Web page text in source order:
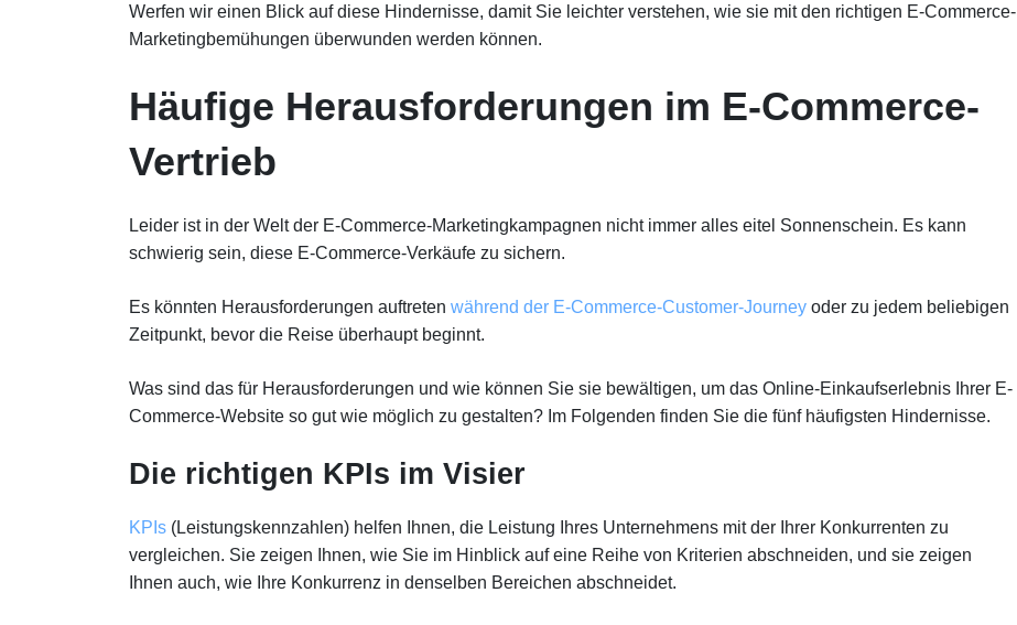
Werfen wir einen Blick auf diese Hindernisse, damit Sie leichter verstehen, wie sie mit den richtigen E-Commerce-
Marketingbemühungen überwunden werden können.
Häufige Herausforderungen im E-Commerce-
Vertrieb
Leider ist in der Welt der E-Commerce-Marketingkampagnen nicht immer alles eitel Sonnenschein. Es kann
schwierig sein, diese E-Commerce-Verkäufe zu sichern.
Es könnten Herausforderungen auftreten während der E-Commerce-Customer-Journey oder zu jedem beliebigen
Zeitpunkt, bevor die Reise überhaupt beginnt.
Was sind das für Herausforderungen und wie können Sie sie bewältigen, um das Online-Einkaufserlebnis Ihrer E-
Commerce-Website so gut wie möglich zu gestalten? Im Folgenden finden Sie die fünf häufigsten Hindernisse.
Die richtigen KPIs im Visier
KPIs (Leistungskennzahlen) helfen Ihnen, die Leistung Ihres Unternehmens mit der Ihrer Konkurrenten zu
vergleichen. Sie zeigen Ihnen, wie Sie im Hinblick auf eine Reihe von Kriterien abschneiden, und sie zeigen
Ihnen auch, wie Ihre Konkurrenz in denselben Bereichen abschneidet.